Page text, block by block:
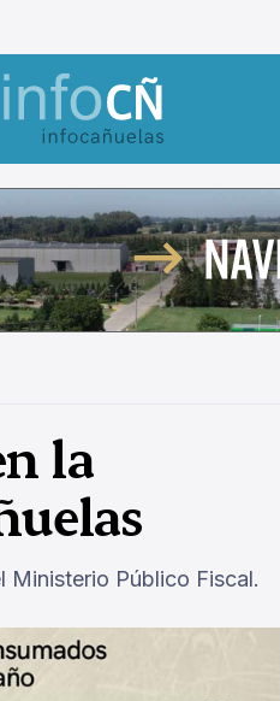
InfoCañuelas
la
Ministerio Público Fiscal.